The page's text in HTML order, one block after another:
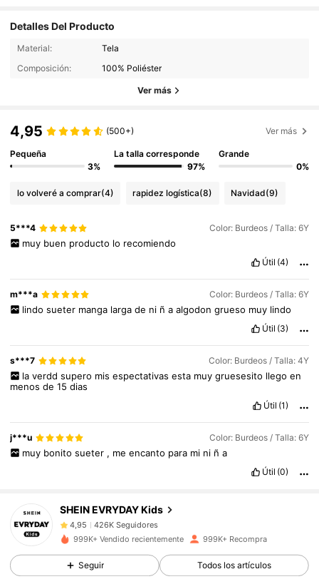
Detalles Del Producto
Material:
Tela
Composición:
100% Poliéster
Ver más
4,95 (500+) Ver más
Pequeña
3%
La talla corresponde
97%
Grande
0%
lo volveré a comprar(4) rapidez logística(8) Navidad(9)
5***4 Color: Burdeos / Talla: 6Y
muy buen producto lo recomiendo
Útil (4)
m***a Color: Burdeos / Talla: 6Y
lindo sueter manga larga de ni ñ a algodon grueso muy lindo
Útil (3)
s***7 Color: Burdeos / Talla: 4Y
la verdd supero mis espectativas esta muy gruesesito llego en
menosde15dias
Útil (1)
j***u Color: Burdeos / Talla: 6Y
muy bonito sueter , me encanto para mi ni ñ a
Útil (0)
SHEIN EVRYDAY Kids
4,95 426K Seguidores
4,95 426K Seguidores
999K+ Vendido recientemente 999K+ Recompra
Seguir Todos los artículos